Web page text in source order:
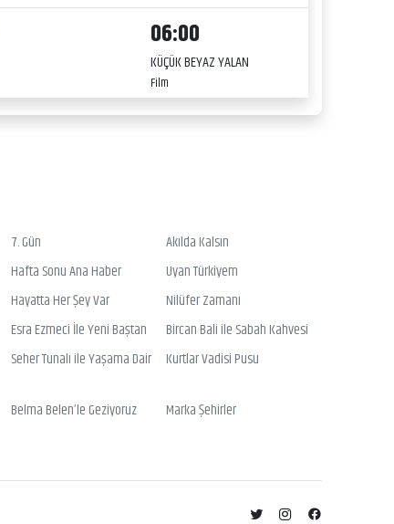
06:00
KÜÇÜK BEYAZ YALAN
Film
7. Gün
Akılda Kalsın
Hafta Sonu Ana Haber
Uyan Türkiyem
Hayatta Her Şey Var
Nilüfer Zamanı
Esra Ezmeci İle Yeni Baştan
Bircan Bali ile Sabah Kahvesi
Seher Tunalı ile Yaşama Dair Kurtlar Vadisi Pusu
Belma Belen’le Geziyoruz
Marka Şehirler